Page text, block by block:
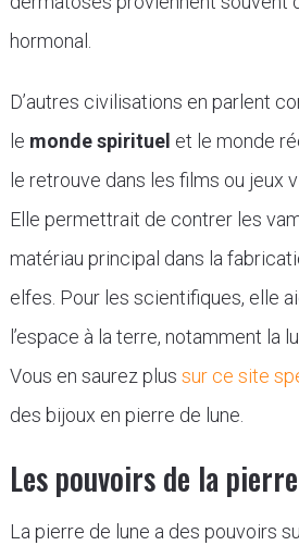
hormonal.
D’autres civilisations en parlent
le monde spirituel et le monde
le retrouve dans les films ou jeux
Elle permettrait de contrer les
matériau principal dans la
elfes. Pour les scientifiques, elle
l’espace à la terre, notamment la
Vous en saurez plus sur ce site
des bijoux en pierre de lune.
Les pouvoirs de la
La pierre de lune a des pouvoirs